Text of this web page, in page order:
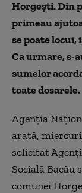
Horgeşti. Din
primeau
se poate
Ca urmare, s-
sumelor
toate dosarele.
Agenţia
arată,
solicitat
Socială
comunei